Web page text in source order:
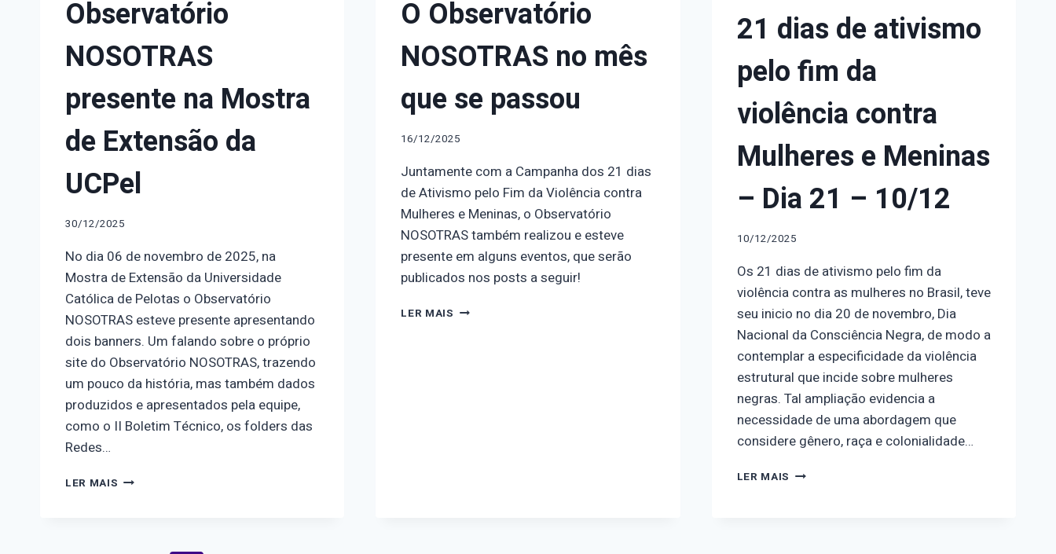
Observatório
NOSOTRAS
presente na Mostra
de Extensão da
UCPel
30/12/2025
No dia 06 de novembro de 2025, na
Mostra de Extensão da Universidade
Católica de Pelotas o Observatório
NOSOTRAS esteve presente apresentando
dois banners. Um falando sobre o próprio
site do Observatório NOSOTRAS, trazendo
um pouco da história, mas também dados
produzidos e apresentados pela equipe,
como o II Boletim Técnico, os folders das
Redes…
LER MAIS OBSERVATÓRIO
O Observatório
NOSOTRAS no mês
que se passou
16/12/2025
Juntamente com a Campanha dos 21 dias
de Ativismo pelo Fim da Violência contra
Mulheres e Meninas, o Observatório
NOSOTRAS também realizou e esteve
presente em alguns eventos, que serão
publicados nos posts a seguir!
LER MAIS O
21 dias de ativismo
pelo fim da
violência contra
Mulheres e Meninas
– Dia 21 – 10/12
10/12/2025
Os 21 dias de ativismo pelo fim da
violência contra as mulheres no Brasil, teve
seu inicio no dia 20 de novembro, Dia
Nacional da Consciência Negra, de modo a
contemplar a especificidade da violência
estrutural que incide sobre mulheres
negras. Tal ampliação evidencia a
necessidade de uma abordagem que
considere gênero, raça e colonialidade…
LER MAIS 21